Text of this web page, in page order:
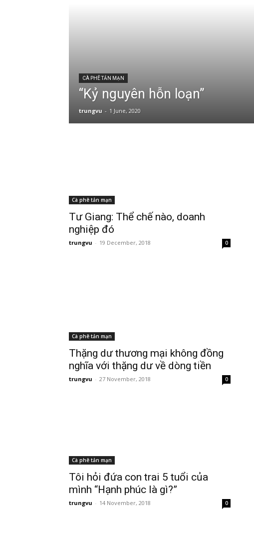
CÀ PHÊ TẢN MẠN
“Kỷ nguyên hỗn loạn”
trungvu - 1 June, 2020
Cà phê tản mạn
Tư Giang: Thể chế nào, doanh
nghiệp đó
trungvu - 19 December, 2018 0
Cà phê tản mạn
Thặng dư thương mại không đồng
nghĩa với thặng dư về dòng tiền
trungvu - 27 November, 2018 0
Cà phê tản mạn
Tôi hỏi đứa con trai 5 tuổi của
mình “Hạnh phúc là gì?”
trungvu - 14 November, 2018 0